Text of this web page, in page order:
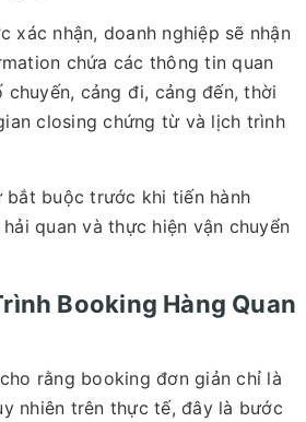
xác nhận, doanh nghiệp sẽ nhận
chứa các thông tin quan
cảng đi, cảng đến, thời
closing chứng từ và lịch trình
buộc trước khi tiến hành
quan và thực hiện vận chuyển
Booking Hàng Quan
rằng booking đơn giản chỉ là
nhiên trên thực tế, đây là bước